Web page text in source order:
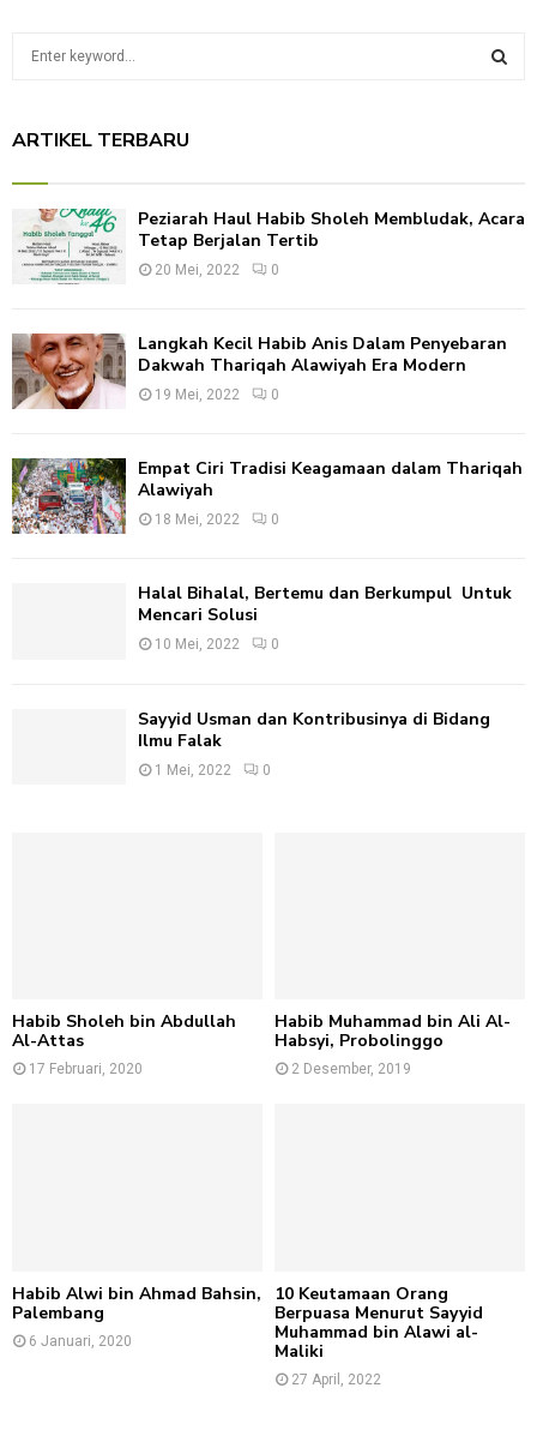
c
H
ARTIKEL TERBARU
Peziarah Haul Habib Sholeh Membludak, Acara
Tetap Berjalan Tertib
20 Mei, 2022 0
Langkah Kecil Habib Anis Dalam Penyebaran
Dakwah Thariqah Alawiyah Era Modern
19 Mei, 2022 0
Empat Ciri Tradisi Keagamaan dalam Thariqah
Alawiyah
18 Mei, 2022 0
Halal Bihalal, Bertemu dan Berkumpul Untuk
Mencari Solusi
10 Mei, 2022 0
Sayyid Usman dan Kontribusinya di Bidang
Ilmu Falak
1 Mei, 2022 0
Habib Sholeh bin Abdullah
Al-Attas
17 Februari, 2020
Habib Muhammad bin Ali Al-
Habsyi, Probolinggo
2 Desember, 2019
Habib Alwi bin Ahmad Bahsin,
Palembang
6 Januari, 2020
10 Keutamaan Orang
Berpuasa Menurut Sayyid
Muhammad bin Alawi al-
Maliki
27 April, 2022